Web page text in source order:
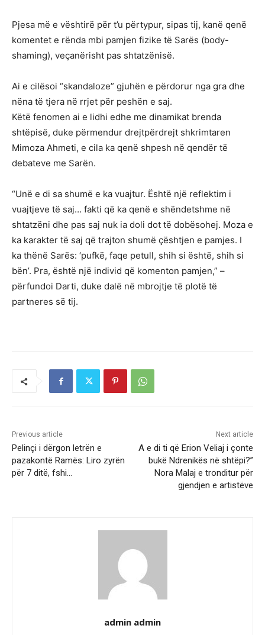
Pjesa më e vështirë për t’u përtypur, sipas tij, kanë qenë
komentet e rënda mbi pamjen fizike të Sarës (body-
shaming), veçanërisht pas shtatzënisë.
Ai e cilësoi “skandaloze” gjuhën e përdorur nga gra dhe
nëna të tjera në rrjet për peshën e saj.
Këtë fenomen ai e lidhi edhe me dinamikat brenda
shtëpisë, duke përmendur drejtpërdrejt shkrimtaren
Mimoza Ahmeti, e cila ka qenë shpesh në qendër të
debateve me Sarën.
“Unë e di sa shumë e ka vuajtur. Është një reflektim i
vuajtjeve të saj… fakti që ka qenë e shëndetshme në
shtatzëni dhe pas saj nuk ia doli dot të dobësohej. Moza e
ka karakter të saj që trajton shumë çështjen e pamjes. I
ka thënë Sarës: ‘pufkë, faqe petull, shih si është, shih si
bën’. Pra, është një individ që komenton pamjen,” –
përfundoi Darti, duke dalë në mbrojtje të plotë të
partneres së tij.
Previous article
Pelinçi i dërgon letrën e
pazakontë Ramës: Liro zyrën
për 7 ditë, fshi…
Next article
A e di ti që Erion Veliaj i çonte
bukë Ndrenikës në shtëpi?”
Nora Malaj e tronditur për
gjendjen e artistëve
admin admin